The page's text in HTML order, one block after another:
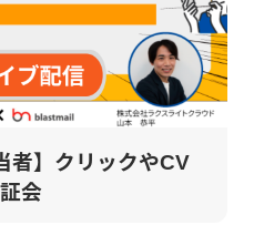
者】クリックやCV
会